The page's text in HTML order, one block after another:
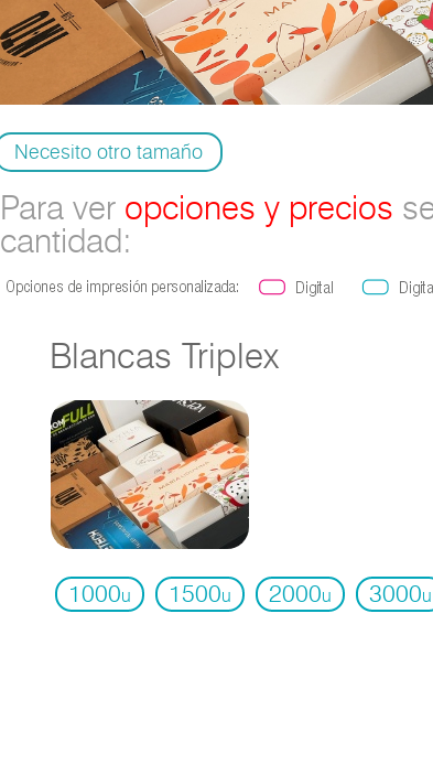
Necesito otro tamaño
Para ver opciones y precios
cantidad:
Blancas Triplex
1000u 1500u 2000u 3000u